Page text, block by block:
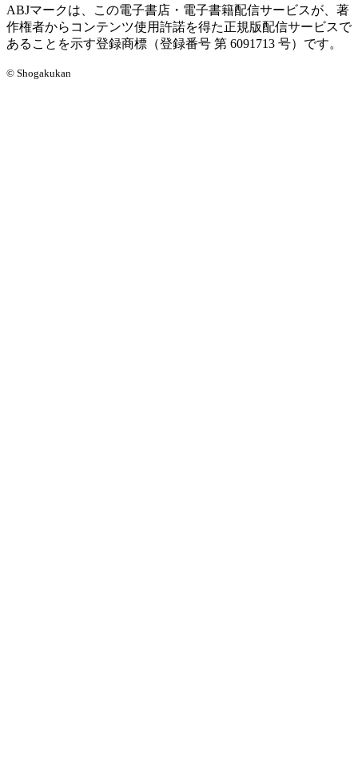
ABJマークは、この電子書店・電子書籍配信サービスが、著
作権者からコンテンツ使用許諾を得た正規版配信サービスで
あることを示す登録商標（登録番号 第 6091713 号）です。
© Shogakukan